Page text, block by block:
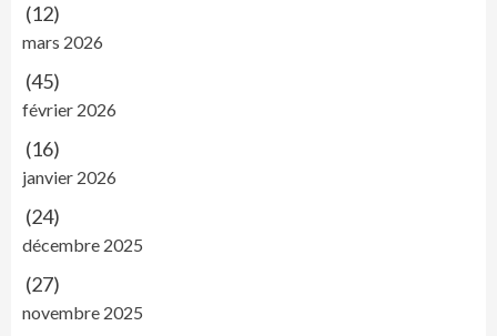
(12)
mars 2026
(45)
février 2026
(16)
janvier 2026
(24)
décembre 2025
(27)
novembre 2025